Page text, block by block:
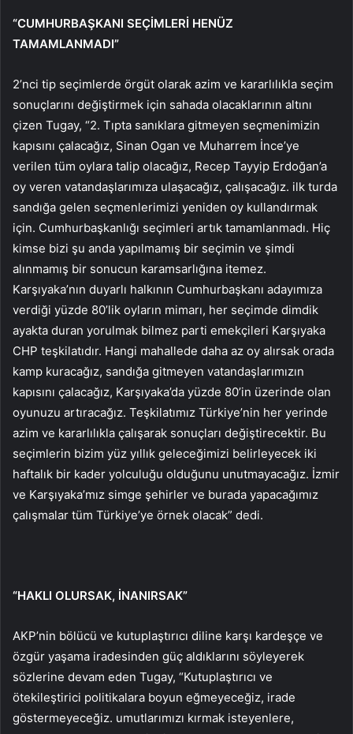
“CUMHURBAŞKANI SEÇİMLERİ HENÜZ
TAMAMLANMADI”
2’nci tip seçimlerde örgüt olarak azim ve kararlılıkla seçim
sonuçlarını değiştirmek için sahada olacaklarının altını
çizen Tugay, “2. Tıpta sanıklara gitmeyen seçmenimizin
kapısını çalacağız, Sinan Ogan ve Muharrem İnce’ye
verilen tüm oylara talip olacağız, Recep Tayyip Erdoğan’a
oy veren vatandaşlarımıza ulaşacağız, çalışacağız. ilk turda
sandığa gelen seçmenlerimizi yeniden oy kullandırmak
için. Cumhurbaşkanlığı seçimleri artık tamamlanmadı. Hiç
kimse bizi şu anda yapılmamış bir seçimin ve şimdi
alınmamış bir sonucun karamsarlığına itemez.
Karşıyaka’nın duyarlı halkının Cumhurbaşkanı adayımıza
verdiği yüzde 80’lik oyların mimarı, her seçimde dimdik
ayakta duran yorulmak bilmez parti emekçileri Karşıyaka
CHP teşkilatıdır. Hangi mahallede daha az oy alırsak orada
kamp kuracağız, sandığa gitmeyen vatandaşlarımızın
kapısını çalacağız, Karşıyaka’da yüzde 80’in üzerinde olan
oyunuzu artıracağız. Teşkilatımız Türkiye’nin her yerinde
azim ve kararlılıkla çalışarak sonuçları değiştirecektir. Bu
seçimlerin bizim yüz yıllık geleceğimizi belirleyecek iki
haftalık bir kader yolculuğu olduğunu unutmayacağız. İzmir
ve Karşıyaka’mız simge şehirler ve burada yapacağımız
çalışmalar tüm Türkiye’ye örnek olacak” dedi.
“HAKLI OLURSAK, İNANIRSAK”
AKP’nin bölücü ve kutuplaştırıcı diline karşı kardeşçe ve
özgür yaşama iradesinden güç aldıklarını söyleyerek
sözlerine devam eden Tugay, “Kutuplaştırıcı ve
ötekileştirici politikalara boyun eğmeyeceğiz, irade
göstermeyeceğiz. umutlarımızı kırmak isteyenlere,